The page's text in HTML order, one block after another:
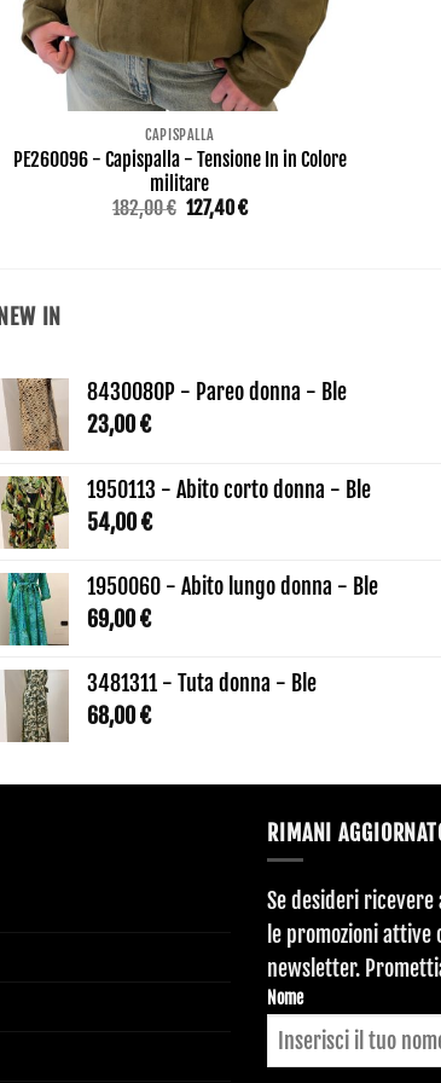
CAPISPALLA
PE260096 - Capispalla - Tensione In in Colore
militare
182,00€ Il
prezzo
127,40€Il
NEW IN
8430080P - Pareo donna - Ble
23,00€
1950113 - Abito corto donna - Ble
54,00€
1950060 - Abito lungo donna - Ble
69,00€
3481311 - Tuta donna - Ble
68,00€
RIMANI
Se desideri
le promozioni
newsletter.
Website
URL
Nome